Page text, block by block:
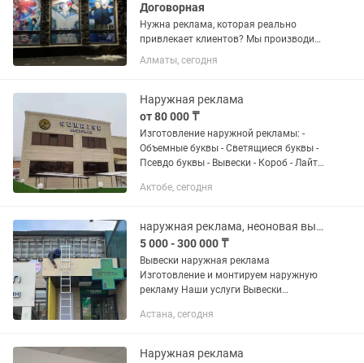
Договорная
Нужна реклама, которая реально
привлекает клиентов? Мы производим
всё-от стильных визиток до
масштабных рекламных стендов и
оборудовании, гарантируем четкую...
Алматы, сегодня
Наружная реклама
от 80 000 ₸
Изготовление наружной рекламы: -
Объемные буквы - Светящиеся буквы -
Псевдо буквы - Вывески - Короб - Лайт
Индивидуальный подход каждому
Актобе, сегодня
наружная реклама, неоновая вывеска
5 000 - 300 000 ₸
Вывески наружная реклама
Изготовление и монтируем наружную
рекламу Наши услуги Вывески
Баннеры и монтаж Лайтбоксы
Дизайн сами...
Астана, сегодня
Наружная реклама